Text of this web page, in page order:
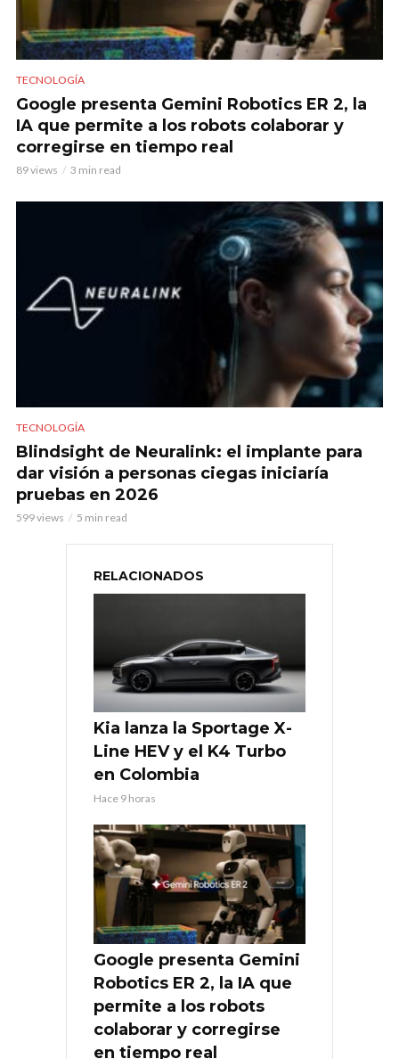
TECNOLOGÍA
Google presenta Gemini Robotics ER 2, la
IA que permite a los robots colaborar y
corregirse en tiempo real
89 views 3 min read
TECNOLOGÍA
Blindsight de Neuralink: el implante para
dar visión a personas ciegas iniciaría
pruebas en 2026
599 views 5 min read
RELACIONADOS
Kia lanza la Sportage X-
Line HEV y el K4 Turbo
en Colombia
Hace 9 horas
Google presenta Gemini
Robotics ER 2, la IA que
permite a los robots
colaborar y corregirse
en tiempo real